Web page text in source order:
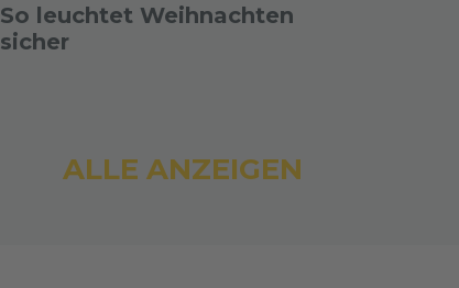
So leuchtet Weihnachten
sicher
ALLE ANZEIGEN